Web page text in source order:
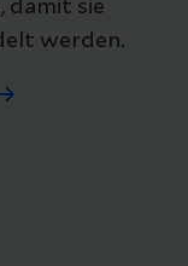
damit sie
werden.